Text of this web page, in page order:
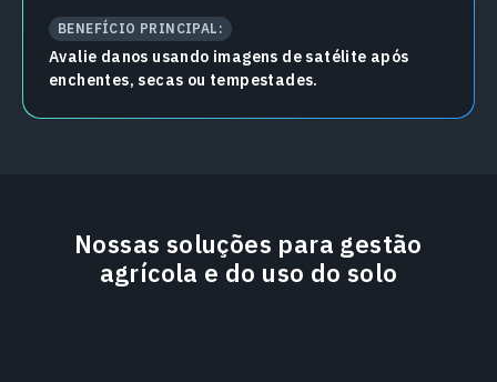
BENEFÍCIO PRINCIPAL:
Avalie danos usando imagens de satélite após
enchentes, secas ou tempestades.
Nossas soluções para gestão
agrícola e do uso do solo